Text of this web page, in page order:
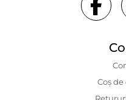
Coș